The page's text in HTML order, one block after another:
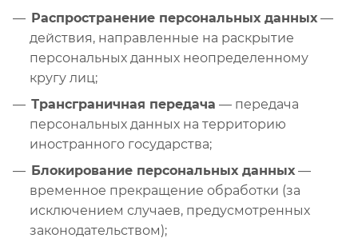
Распространение персональных данных —
действия, направленные на раскрытие
персональных данных неопределенному
кругу лиц;
Трансграничная передача — передача
персональных данных на территорию
иностранного государства;
Блокирование персональных данных —
временное прекращение обработки (за
исключением случаев, предусмотренных
законодательством);